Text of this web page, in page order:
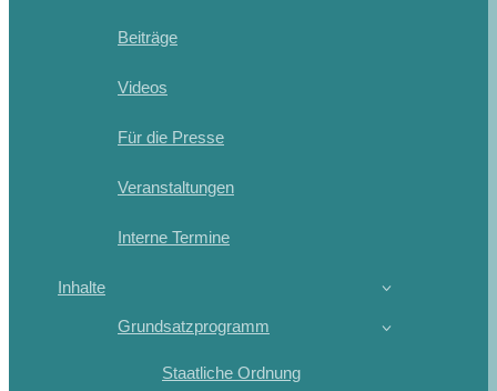
Beiträge
Videos
Für die Presse
Veranstaltungen
Interne Termine
Inhalte
Grundsatzprogramm
Staatliche Ordnung